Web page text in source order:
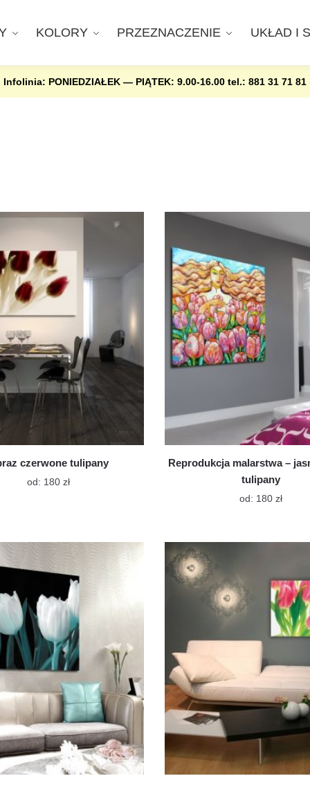
KOLORY PRZEZNACZENIE UKŁAD I
Infolinia: PONIEDZIAŁEK — PIĄTEK: 9.00-16.00 tel.: 881 31 71 81
czerwone tulipany
od: 180 złTen
wariantów.
można
wybrać
na
stronie
produktu
Reprodukcja malarstwa –
tulipany
od: 180 złTen
wiele
można
na